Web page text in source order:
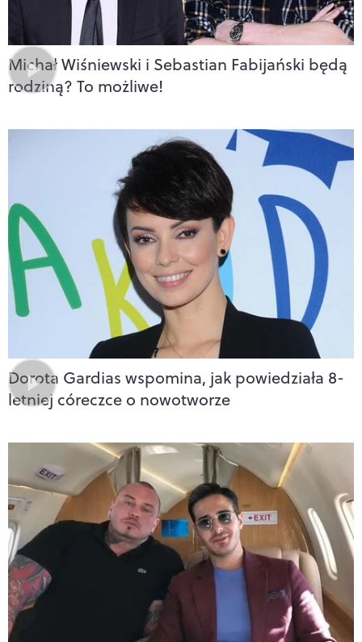
Michał Wiśniewski i Sebastian Fabijański będą
rodziną? To możliwe!
Dorota Gardias wspomina, jak powiedziała 8-
letniej córeczce o nowotworze